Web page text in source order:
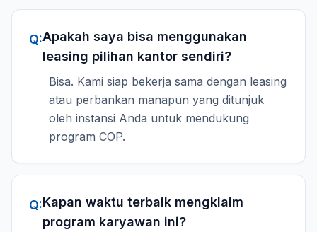
Q:Apakah saya bisa menggunakan
leasing pilihan kantor sendiri?
Bisa. Kami siap bekerja sama dengan leasing
atau perbankan manapun yang ditunjuk
oleh instansi Anda untuk mendukung
program COP.
Q:Kapan waktu terbaik mengklaim
program karyawan ini?